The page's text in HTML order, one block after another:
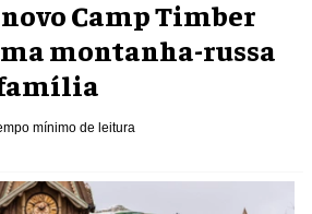
Camp Timber
montanha-russa
mínimo de leitura